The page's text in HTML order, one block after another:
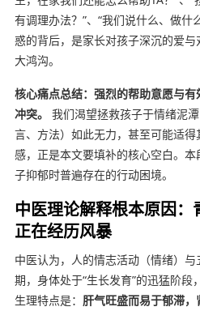
有调理办法？”、“我们说什么、做什
惑的背后，是家长对孩子深沉的爱
大鸿沟。
核心痛点总结：强烈的帮助意愿与
冲突。
我们渴望拯救孩子于情绪泥
言、方法）如此无力，甚至可能适
感，正是本文要填补的核心空白。
子抑郁时普遍存在的行动困境。
中医理论解释根本原因：
正在经历风暴
中医认为，人的情志活动（情绪）
期，身体处于“生长发育”的迅猛阶段
生理特点是： 肝气旺盛而易于郁滞